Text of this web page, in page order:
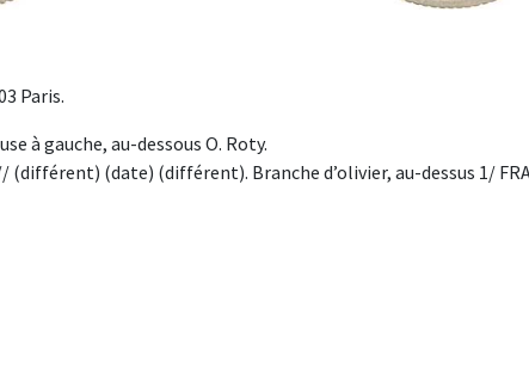
Paris.
à gauche, au-dessous O. Roty.
(différent) (date) (différent). Branche d’olivier, au-dessus 1/